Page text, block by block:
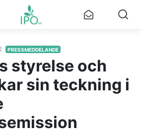
PRESSMEDDELANDE
styrelse och
sin teckning i